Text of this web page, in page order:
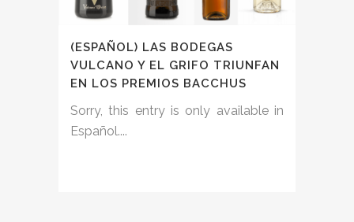
(ESPAÑOL) LAS BODEGAS
VULCANO Y EL GRIFO TRIUNFAN
EN LOS PREMIOS BACCHUS
Sorry, this entry is only available in
Español....